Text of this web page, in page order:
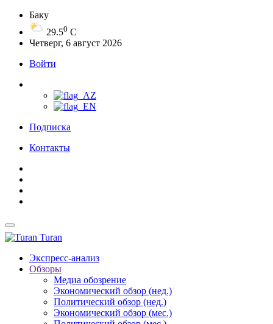
Баку
29.50 C
Четверг, 6 август 2026
Войти
Подписка
Контакты
Turan
Экспресс-анализ
Обзоры
Медиа обозрение
Экономический обзор (нед.)
Политический обзор (нед.)
Экономический обзор (мес.)